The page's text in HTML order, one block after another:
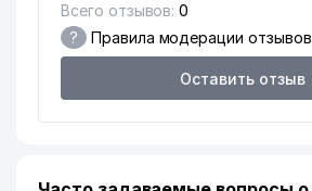
Всего отзывов: 0
? Правила модерации отзывов
Оставить отзыв